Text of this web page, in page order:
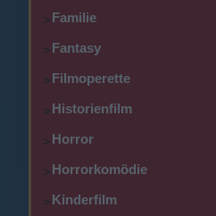
>Familie
>Fantasy
>Filmoperette
>Historienfilm
>Horror
>Horrorkomödie
>Kinderfilm